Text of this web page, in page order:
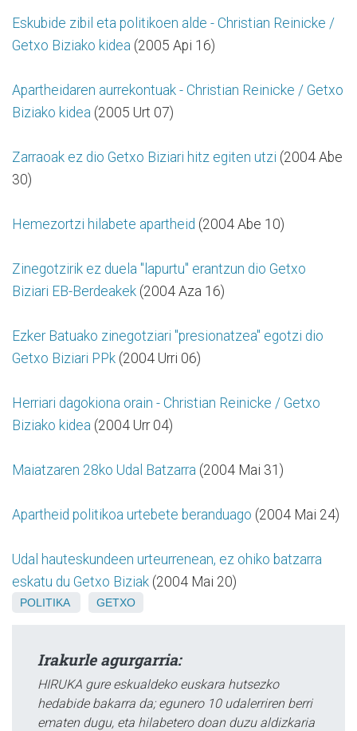
Eskubide zibil eta politikoen alde - Christian Reinicke /
Getxo Biziako kidea (2005 Api 16)
Apartheidaren aurrekontuak - Christian Reinicke / Getxo
Biziako kidea (2005 Urt 07)
Zarraoak ez dio Getxo Biziari hitz egiten utzi (2004 Abe
30)
Hemezortzi hilabete apartheid (2004 Abe 10)
Zinegotzirik ez duela "lapurtu" erantzun dio Getxo
Biziari EB-Berdeakek (2004 Aza 16)
Ezker Batuako zinegotziari "presionatzea" egotzi dio
Getxo Biziari PPk (2004 Urri 06)
Herriari dagokiona orain - Christian Reinicke / Getxo
Biziako kidea (2004 Urr 04)
Maiatzaren 28ko Udal Batzarra (2004 Mai 31)
Apartheid politikoa urtebete beranduago (2004 Mai 24)
Udal hauteskundeen urteurrenean, ez ohiko batzarra
eskatu du Getxo Biziak (2004 Mai 20)
POLITIKA GETXO
Irakurle agurgarria:
HIRUKA gure eskualdeko euskara hutsezko
hedabide bakarra da; egunero 10 udalerriren berri
ematen dugu, eta hilabetero doan duzu aldizkaria